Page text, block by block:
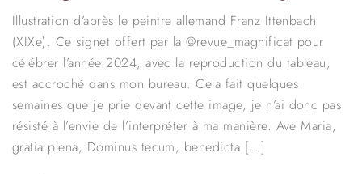
Illustration d’après le peintre allemand Franz Ittenbach
(XIXe). Ce signet offert par la @revue_magnificat pour
célébrer l’année 2024, avec la reproduction du tableau,
est accroché dans mon bureau. Cela fait quelques
semaines que je prie devant cette image, je n’ai donc pas
résisté à l’envie de l’interpréter à ma manière. Ave Maria,
gratia plena, Dominus tecum, benedicta […]